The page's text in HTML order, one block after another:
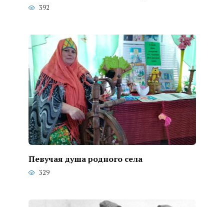
392
Певучая душа родного села
329